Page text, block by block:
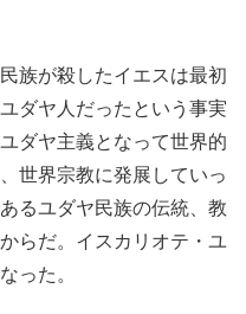
族が殺したイエスは最初
ダヤ人だったという事実
ダヤ主義となって世界的
世界宗教に発展していっ
るユダヤ民族の伝統、教
らだ。イスカリオテ・ユ
った。